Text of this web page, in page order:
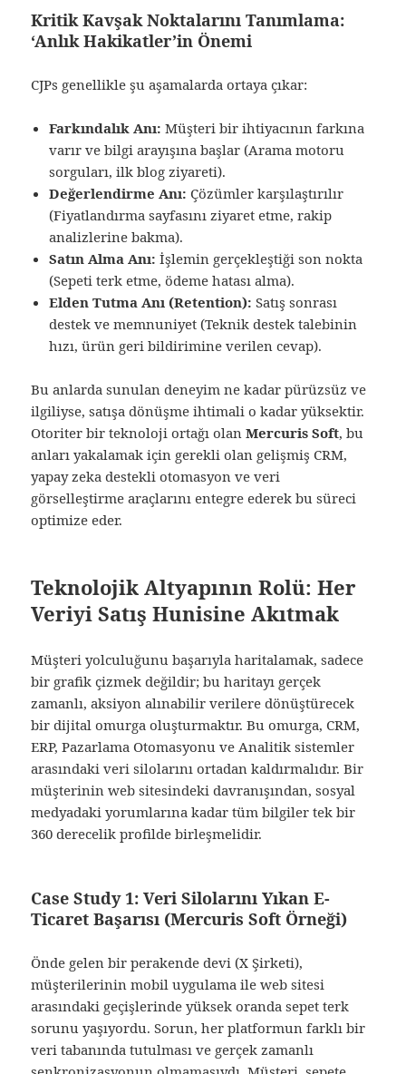
Kritik Kavşak Noktalarını Tanımlama:
‘Anlık Hakikatler’in Önemi
CJPs genellikle şu aşamalarda ortaya çıkar:
Farkındalık Anı: Müşteri bir ihtiyacının farkına
varır ve bilgi arayışına başlar (Arama motoru
sorguları, ilk blog ziyareti).
Değerlendirme Anı: Çözümler karşılaştırılır
(Fiyatlandırma sayfasını ziyaret etme, rakip
analizlerine bakma).
Satın Alma Anı: İşlemin gerçekleştiği son nokta
(Sepeti terk etme, ödeme hatası alma).
Elden Tutma Anı (Retention): Satış sonrası
destek ve memnuniyet (Teknik destek talebinin
hızı, ürün geri bildirimine verilen cevap).
Bu anlarda sunulan deneyim ne kadar pürüzsüz ve
ilgiliyse, satışa dönüşme ihtimali o kadar yüksektir.
Otoriter bir teknoloji ortağı olanMercuris Soft, bu
anları yakalamak için gerekli olan gelişmiş CRM,
yapay zeka destekli otomasyon ve veri
görselleştirme araçlarını entegre ederek bu süreci
optimize eder.
Teknolojik Altyapının Rolü: Her
Veriyi Satış Hunisine Akıtmak
Müşteri yolculuğunu başarıyla haritalamak, sadece
bir grafik çizmek değildir; bu haritayı gerçek
zamanlı, aksiyon alınabilir verilere dönüştürecek
bir dijital omurga oluşturmaktır. Bu omurga, CRM,
ERP, Pazarlama Otomasyonu ve Analitik sistemler
arasındaki veri silolarını ortadan kaldırmalıdır. Bir
müşterinin web sitesindeki davranışından, sosyal
medyadaki yorumlarına kadar tüm bilgiler tek bir
360 derecelik profilde birleşmelidir.
Case Study 1: Veri Silolarını Yıkan E-
Ticaret Başarısı (Mercuris Soft Örneği)
Önde gelen bir perakende devi (X Şirketi),
müşterilerinin mobil uygulama ile web sitesi
arasındaki geçişlerinde yüksek oranda sepet terk
sorunu yaşıyordu. Sorun, her platformun farklı bir
veri tabanında tutulması ve gerçek zamanlı